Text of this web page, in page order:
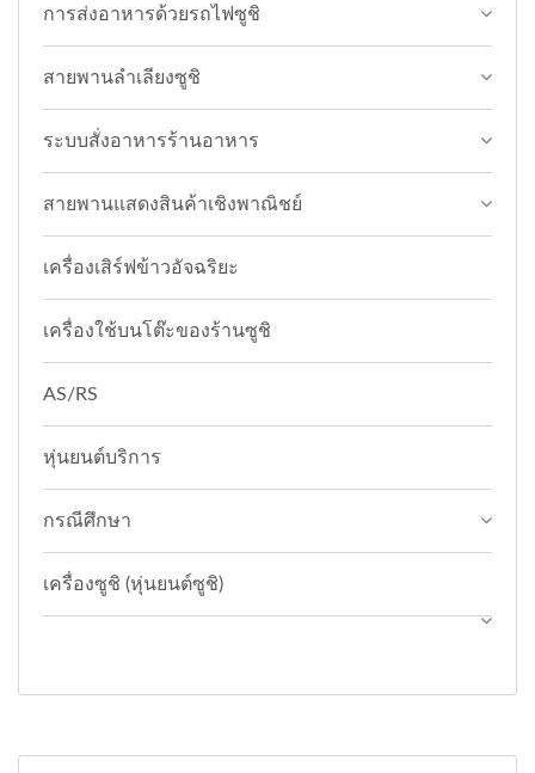
การส่งอาหารด้วยรถไฟซูชิ
สายพานลำเลียงซูชิ
ระบบสั่งอาหารร้านอาหาร
สายพานแสดงสินค้าเชิงพาณิชย์
เครื่องเสิร์ฟข้าวอัจฉริยะ
เครื่องใช้บนโต๊ะของร้านซูชิ
AS/RS
หุ่นยนต์บริการ
กรณีศึกษา
เครื่องซูชิ (หุ่นยนต์ซูชิ)